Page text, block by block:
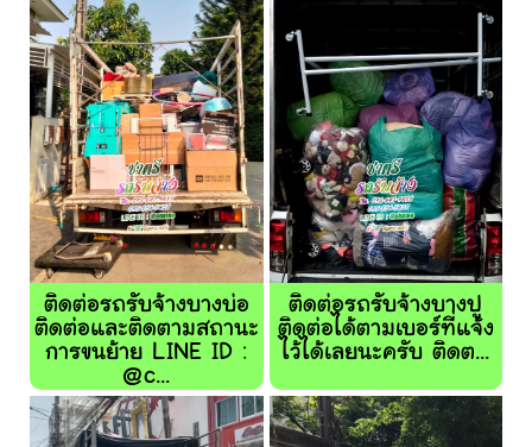
ติดต่อรถรับจ้างบางบ่อ
ติดต่อและติดตามสถานะ
การขนย้าย LINE ID :
@c...
ติดต่อรถรับจ้างบางปู
ติดต่อได้ตามเบอร์ที่แจ้ง
ไว้ได้เลยนะครับ ติดต...